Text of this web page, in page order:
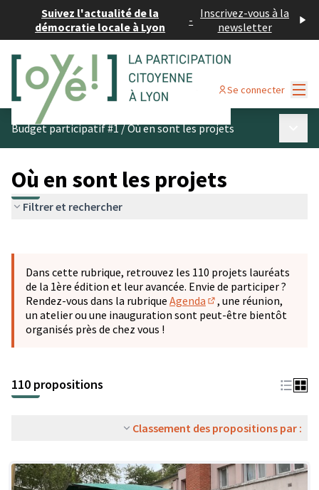
Suivez l'actualité de la
démocratie locale à Lyon
- Inscrivez-vous à la
newsletter
Se connecter
Budget participatif #1/Où en sont les projets
Où en sont les projets
Filtrer et rechercher
−
Dans cette rubrique, retrouvez les 110 projets lauréats
de la 1ère édition et leur avancée. Envie de participer ?
Rendez-vous dans la rubrique Agenda
(S'ouvre dans un
, une réunion,
un atelier ou une inauguration sont peut-être bientôt
organisés près de chez vous !
110 propositions
Classement des propositions par :